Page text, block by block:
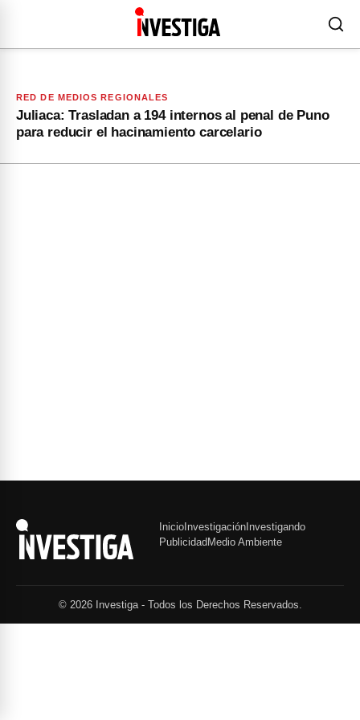
RED DE MEDIOS REGIONALES
Juliaca: Trasladan a 194 internos al penal de Puno
para reducir el hacinamiento carcelario
InicioInvestigaciónInvestigando
PublicidadMedio Ambiente
© 2026 Investiga - Todos los Derechos Reservados.